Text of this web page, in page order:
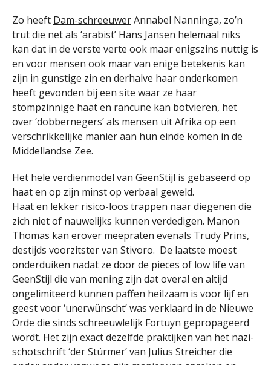
Zo heeft Dam-schreeuwerAnnabel Nanninga, zo’n
trut die net als ‘arabist’ Hans Jansen helemaal niks
kan dat in de verste verte ook maar enigszins nuttig is
en voor mensen ook maar van enige betekenis kan
zijn in gunstige zin en derhalve haar onderkomen
heeft gevonden bij een site waar ze haar
stompzinnige haat en rancune kan botvieren, het
over ‘dobbernegers’ als mensen uit Afrika op een
verschrikkelijke manier aan hun einde komen in de
Middellandse Zee.
Het hele verdienmodel van GeenStijl is gebaseerd op
haat en op zijn minst op verbaal geweld.
Haat en lekker risico-loos trappen naar diegenen die
zich niet of nauwelijks kunnen verdedigen. Manon
Thomas kan erover meepraten evenals Trudy Prins,
destijds voorzitster van Stivoro. De laatste moest
onderduiken nadat ze door de pieces of low life van
GeenStijl die van mening zijn dat overal en altijd
ongelimiteerd kunnen paffen heilzaam is voor lijf en
geest voor ‘unerwünscht’ was verklaard in de Nieuwe
Orde die sinds schreeuwlelijk Fortuyn gepropageerd
wordt. Het zijn exact dezelfde praktijken van het nazi-
schotschrift ‘der Stürmer’ van Julius Streicher die